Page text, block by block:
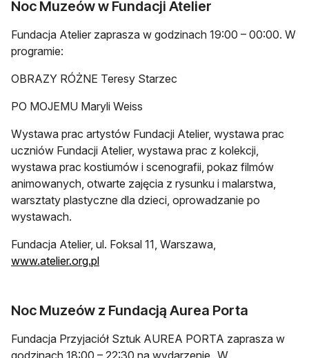
Noc Muzeów w Fundacji Atelier
Fundacja Atelier zaprasza w godzinach 19:00 – 00:00. W
programie:
OBRAZY RÓŻNE Teresy Starzec
PO MOJEMU Maryli Weiss
Wystawa prac artystów Fundacji Atelier, wystawa prac
uczniów Fundacji Atelier, wystawa prac z kolekcji,
wystawa prac kostiumów i scenografii, pokaz filmów
animowanych, otwarte zajęcia z rysunku i malarstwa,
warsztaty plastyczne dla dzieci, oprowadzanie po
wystawach.
Fundacja Atelier, ul. Foksal 11, Warszawa,
www.atelier.org.pl
Noc Muzeów z Fundacją Aurea Porta
Fundacja Przyjaciół Sztuk AUREA PORTA zaprasza w